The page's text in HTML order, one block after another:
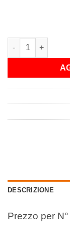
MATITA LYRA
DESCRIZIONE
Prezzo per